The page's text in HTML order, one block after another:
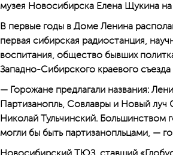
музея Новосибирска Елена Щукина
В первые годы в Доме Ленина
первая сибирская радиостанция,
воспитания, общество бывших
Западно-Сибирского краевого
— Горожане предлагали названия:
Партизанопль, Сов­лавры и Новый
Николай Тульчинский. Большинством
могли бы быть партизанопльцами, —